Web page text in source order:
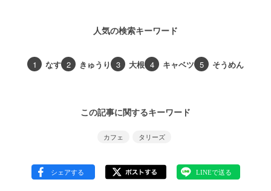
人気の検索キーワード
1 なす 2 きゅうり 3 大根 4 キャベツ 5 そうめん
この記事に関するキーワード
カフェ タリーズ